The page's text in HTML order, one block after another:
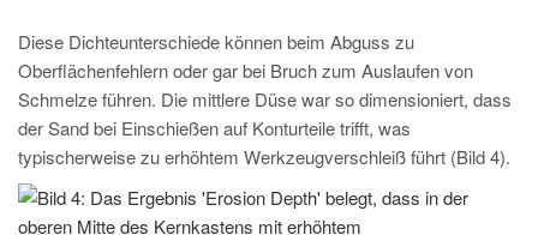
Diese Dichteunterschiede können beim Abguss zu
Oberflächenfehlern oder gar bei Bruch zum Auslaufen von
Schmelze führen. Die mittlere Düse war so dimensioniert, dass
der Sand bei Einschießen auf Konturteile trifft, was
typischerweise zu erhöhtem Werkzeugverschleiß führt (Bild 4).